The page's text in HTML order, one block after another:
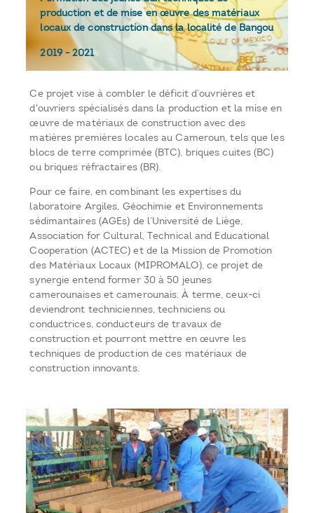
production et de mise en œuvre des matériaux
locaux de construction dans la localité de Bangou
2019-2021
Ce projet vise à combler le déficit d’ouvrières et
d'ouvriers spécialisés dans la production et la mise en
œuvre de matériaux de construction avec des
matières premières locales au Cameroun, tels que les
blocs de terre comprimée (BTC), briques cuites (BC)
ou briques réfractaires (BR).
Pour ce faire, en combinant les expertises du
laboratoire Argiles, Géochimie et Environnements
sédimantaires (AGEs) de l’Université de Liège,
Association for Cultural, Technical and Educational
Cooperation (ACTEC) et de la Mission de Promotion
des Matériaux Locaux (MIPROMALO), ce projet de
synergie entend former 30 à 50 jeunes
camerounaises et camerounais. À terme, ceux-ci
deviendront techniciennes, techniciens ou
conductrices, conducteurs de travaux de
construction et pourront mettre en œuvre les
techniques de production de ces matériaux de
construction innovants.